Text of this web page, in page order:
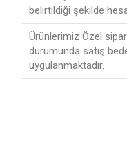
belirtildiği şekilde
Ürünlerimiz Özel
durumunda satış
uygulanmaktadır.